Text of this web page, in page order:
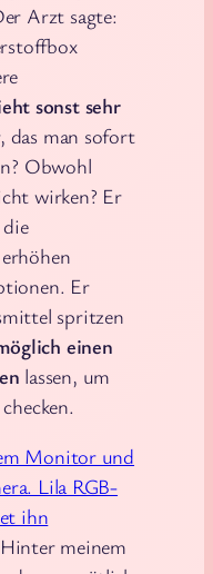
Arzt sagte:
sonst sehr
das man sofort
Obwohl
wirken? Er
Er
spritzen
einen
lassen, um
meinem